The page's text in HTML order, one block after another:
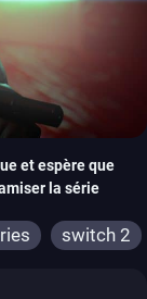
et espère que
la série
switch 2